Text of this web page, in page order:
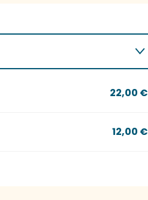
22,00 €
12,00 €